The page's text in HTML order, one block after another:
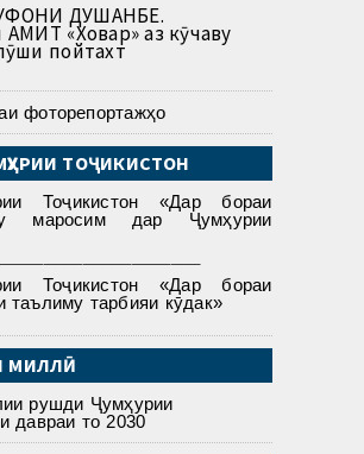
ДУШАНБЕ.
«Ховар» аз кӯчаву
пойтахт
фоторепортажҳо
ТОҶИКИСТОН
Тоҷикистон «Дар бораи
маросим дар Ҷумҳурии
Тоҷикистон «Дар бораи
таълиму тарбияи кӯдак»
МИЛЛӢ
рушди Ҷумҳурии
давраи то 2030